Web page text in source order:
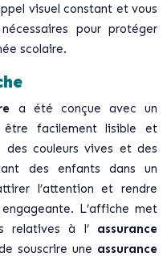
visuel constant et vous
pour protéger
scolaire.
a été conçue avec un
facilement lisible et
des couleurs vives et des
des enfants dans un
l’attention et rendre
L’affiche met
relatives à l’ assurance
souscrire une assurance